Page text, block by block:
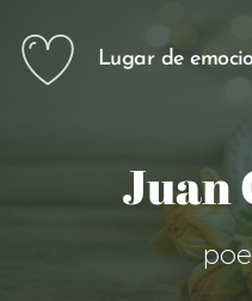
Lugar de
Juan